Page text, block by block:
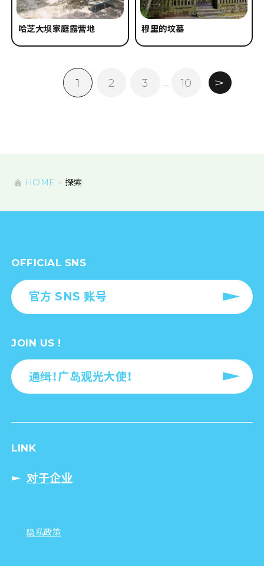
哈芝大坝家庭露营地 穆里的坟墓
1 2 3 10
HOME 探索
OFFICIAL SNS
官方 SNS 账号
JOIN US !
通缉！广岛观光大使！
LINK
对于企业
隐私政策